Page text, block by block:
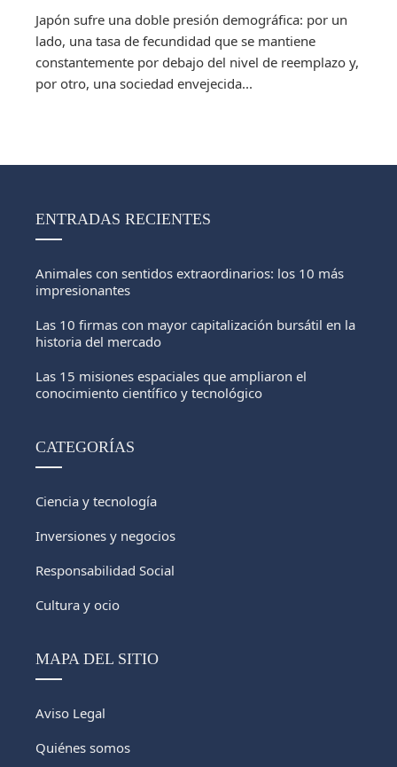
Japón sufre una doble presión demográfica: por un
lado, una tasa de fecundidad que se mantiene
constantemente por debajo del nivel de reemplazo y,
por otro, una sociedad envejecida...
ENTRADAS RECIENTES
Animales con sentidos extraordinarios: los 10 más
impresionantes
Las 10 firmas con mayor capitalización bursátil en la
historia del mercado
Las 15 misiones espaciales que ampliaron el
conocimiento científico y tecnológico
CATEGORÍAS
Ciencia y tecnología
Inversiones y negocios
Responsabilidad Social
Cultura y ocio
MAPA DEL SITIO
Aviso Legal
Quiénes somos